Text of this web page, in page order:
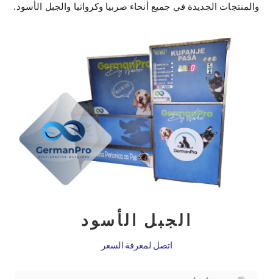
والمنتجات الجديدة في جميع أنحاء صربيا وكرواتيا والجبل الأسود.
الجبل الأسود
اتصل لمعرفة السعر